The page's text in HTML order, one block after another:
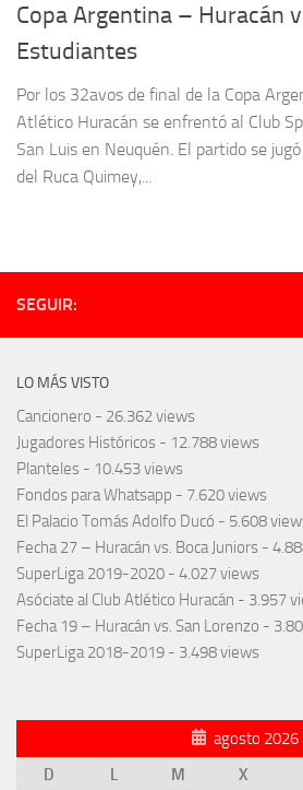
Copa Argentina – Huracán
Estudiantes
Por los 32avos de final de la Copa
Atlético Huracán se enfrentó al Club
San Luis en Neuquén. El partido se
del Ruca Quimey,...
SEGUIR:
LO MÁS VISTO
Cancionero - 26.362 views
Jugadores Históricos - 12.788 views
Planteles - 10.453 views
Fondos para Whatsapp - 7.620 views
El Palacio Tomás Adolfo Ducó - 5.608
Fecha 27 – Huracán vs. Boca Juniors -
SuperLiga 2019-2020 - 4.027 views
Asóciate al Club Atlético Huracán - 3.957
Fecha 19 – Huracán vs. San Lorenzo -
SuperLiga 2018-2019 - 3.498 views
agosto 2026
D
L M X